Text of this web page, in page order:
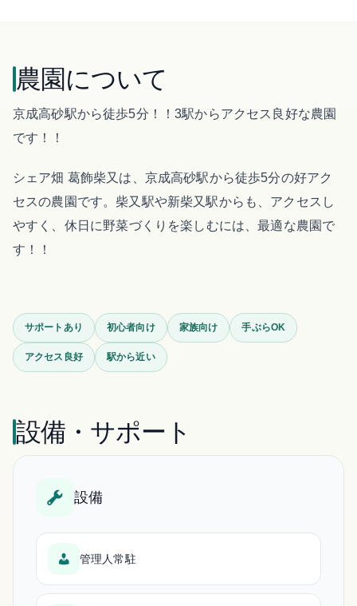
農園について
京成高砂駅から徒歩5分！！3駅からアクセス良好な農園
です！！
シェア畑 葛飾柴又は、京成高砂駅から徒歩5分の好アク
セスの農園です。柴又駅や新柴又駅からも、アクセスし
やすく、 休日に野菜づくりを楽しむには、最適な農園で
す！！
サポートあり 初心者向け 家族向け 手ぶらOK
アクセス良好 駅から近い
設備・サポート
設備
管理人常駐